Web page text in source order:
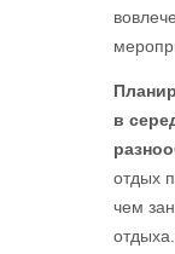
в
отдых
чем